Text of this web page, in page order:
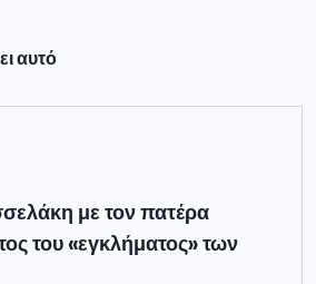
αυτό
με τον πατέρα
του «εγκλήματος» των